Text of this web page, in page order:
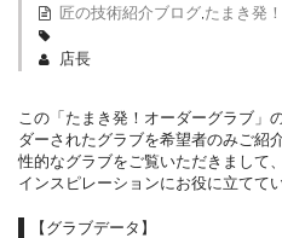
匠の技術紹介ブログ,たまき発
店長
この「たまき発！オーダーグラブ」
ダーされたグラブを希望者のみご紹
性的なグラブをご覧いただきまして
インスピレーションにお役に立てて
【グラブデータ】